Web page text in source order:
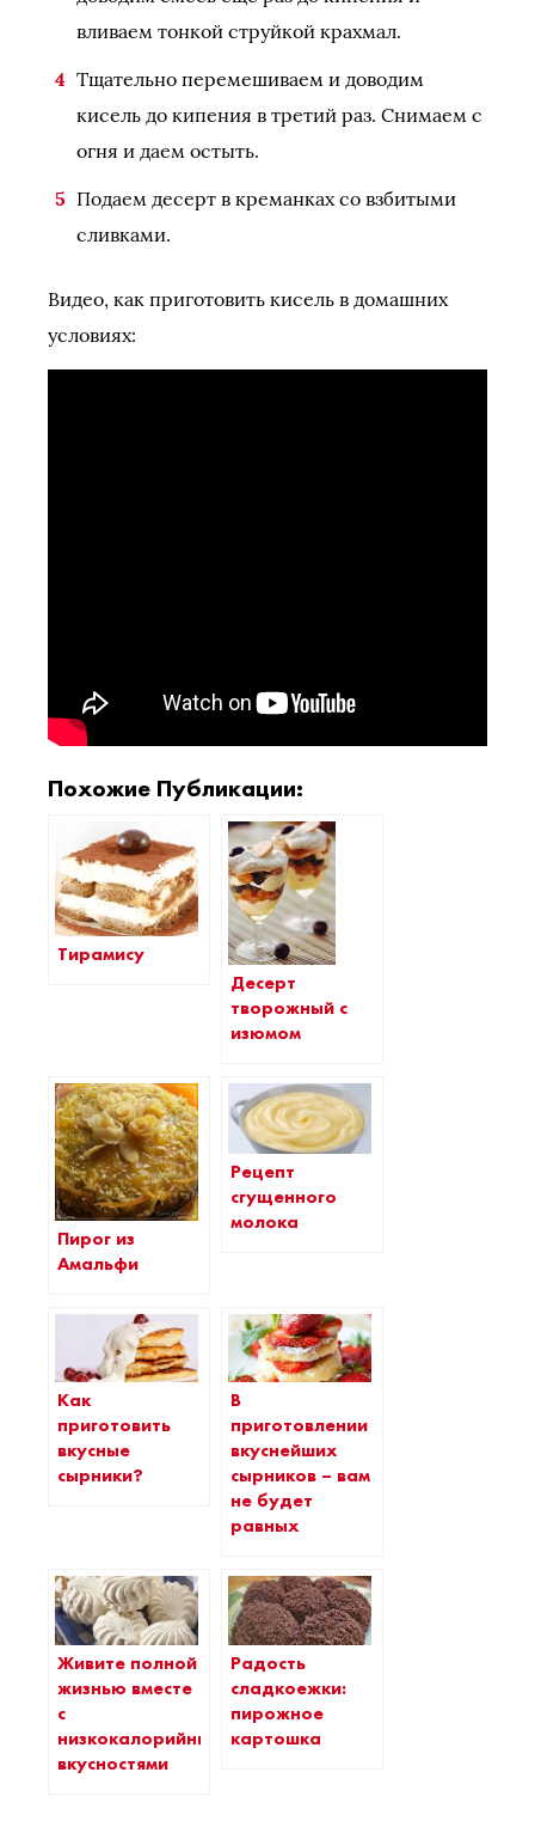
вливаем тонкой струйкой крахмал.
Тщательно перемешиваем и доводим
кисель до кипения в третий раз. Снимаем с
огня и даем остыть.
Подаем десерт в креманках со взбитыми
сливками.
Видео, как приготовить кисель в домашних
условиях:
Похожие Публикации:
Тирамису
Десерт
творожный с
изюмом
Пирог из
Амальфи
Рецепт
сгущенного
молока
Как
приготовить
вкусные
сырники?
В
приготовлении
вкуснейших
сырников – вам
не будет
равных
Живите полной
жизнью вместе
с
низкокалорийными
вкусностями
Радость
сладкоежки:
пирожное
картошка